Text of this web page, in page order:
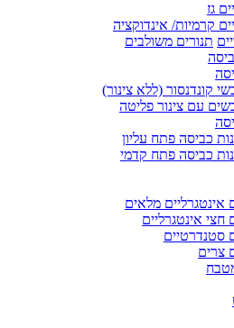
גז
קרמיות/ אינדוקציה
תנורים משולבים
קונדנסור (ללא צינור)
עם צינור פליטה
כביסה פתח עליון
כביסה פתח קדמי
אינטגרליים מלאים
חצי אינטגרליים
סטנדרטיים
צרים